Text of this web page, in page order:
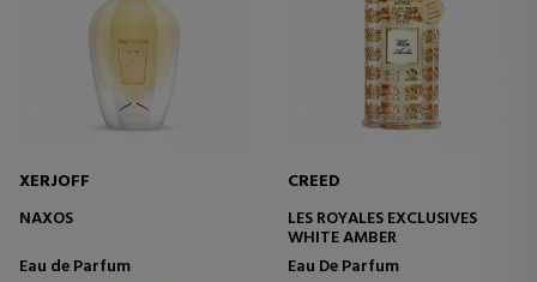
XERJOFF
NAXOS
Eau de Parfum
CREED
LES ROYALES EXCLUSIVES
WHITE AMBER
Eau De Parfum